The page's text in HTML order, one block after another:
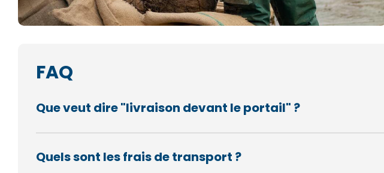
FAQ
Que veut dire "livraison devant le portail" ?
Quels sont les frais de transport ?